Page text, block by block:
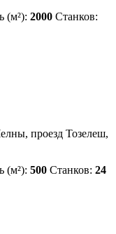
(м²): 2000 Станков:
проезд Тозелеш,
(м²): 500 Станков: 24